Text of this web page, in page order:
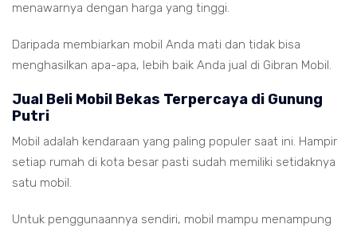
menawarnya dengan harga yang tinggi.
Daripada membiarkan mobil Anda mati dan tidak bisa
menghasilkan apa-apa, lebih baik Anda jual di Gibran Mobil.
Jual Beli Mobil Bekas Terpercaya di Gunung
Putri
Mobil adalah kendaraan yang paling populer saat ini. Hampir
setiap rumah di kota besar pasti sudah memiliki setidaknya
satu mobil.
Untuk penggunaannya sendiri, mobil mampu menampung